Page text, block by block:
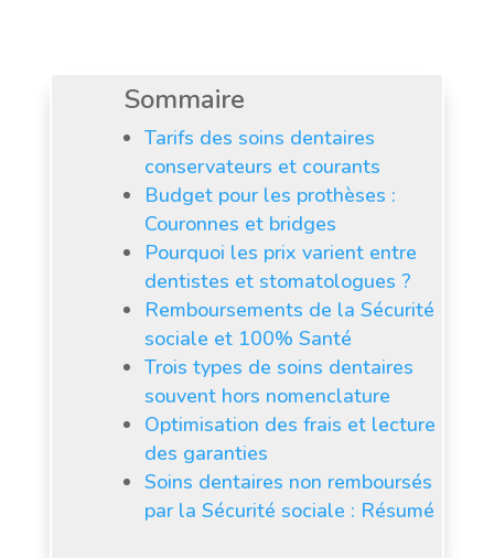
Sommaire
Tarifs des soins dentaires
conservateurs et courants
Budget pour les prothèses :
Couronnes et bridges
Pourquoi les prix varient entre
dentistes et stomatologues ?
Remboursements de la Sécurité
sociale et 100% Santé
Trois types de soins dentaires
souvent hors nomenclature
Optimisation des frais et lecture
des garanties
Soins dentaires non remboursés
par la Sécurité sociale : Résumé